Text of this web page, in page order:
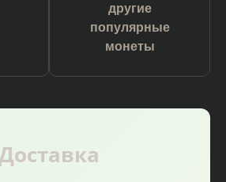
другие
популярные
монеты